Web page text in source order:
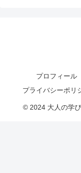
プロフィール
プライバシーポリ
© 2024 大人の学